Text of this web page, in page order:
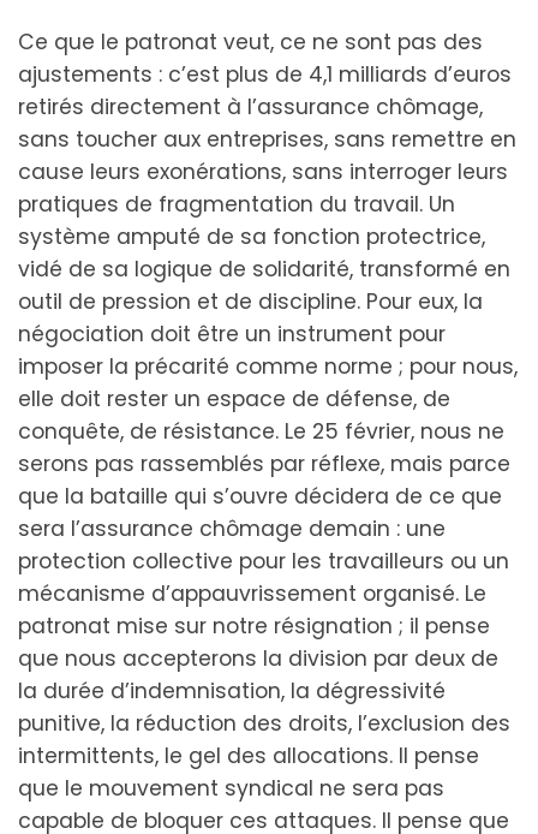
Ce que le patronat veut, ce ne sont pas des
ajustements : c’est plus de 4,1 milliards d’euros
retirés directement à l’assurance chômage,
sans toucher aux entreprises, sans remettre en
cause leurs exonérations, sans interroger leurs
pratiques de fragmentation du travail. Un
système amputé de sa fonction protectrice,
vidé de sa logique de solidarité, transformé en
outil de pression et de discipline. Pour eux, la
négociation doit être un instrument pour
imposer la précarité comme norme ; pour nous,
elle doit rester un espace de défense, de
conquête, de résistance. Le 25 février, nous ne
serons pas rassemblés par réflexe, mais parce
que la bataille qui s’ouvre décidera de ce que
sera l’assurance chômage demain : une
protection collective pour les travailleurs ou un
mécanisme d’appauvrissement organisé. Le
patronat mise sur notre résignation ; il pense
que nous accepterons la division par deux de
la durée d’indemnisation, la dégressivité
punitive, la réduction des droits, l’exclusion des
intermittents, le gel des allocations. Il pense
que le mouvement syndical ne sera pas
capable de bloquer ces attaques. Il pense que